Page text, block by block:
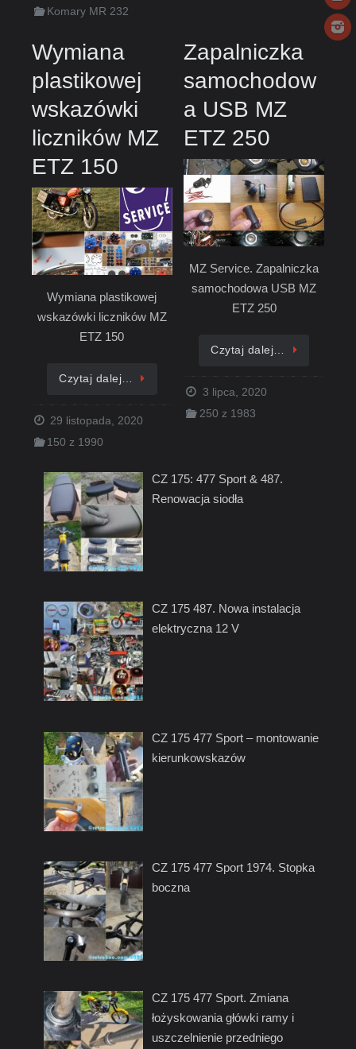
Komary MR 232
Wymiana
plastikowej
wskazówki
liczników MZ
ETZ 150
Wymiana plastikowej
wskazówki liczników MZ
ETZ 150
Czytaj dalej…
29 listopada, 2020
150 z 1990
Zapalniczka
samochodow
a USB MZ
ETZ 250
MZ Service. Zapalniczka
samochodowa USB MZ
ETZ 250
Czytaj dalej…
3 lipca, 2020
250 z 1983
CZ 175: 477 Sport & 487.
Renowacja siodła
CZ 175 487. Nowa instalacja
elektryczna 12 V
CZ 175 477 Sport – montowanie
kierunkowskazów
CZ 175 477 Sport 1974. Stopka
boczna
CZ 175 477 Sport. Zmiana
łożyskowania główki ramy i
uszczelnienie przedniego